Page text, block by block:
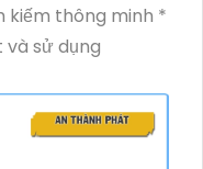
kiếm thông minh *
và sử dụng